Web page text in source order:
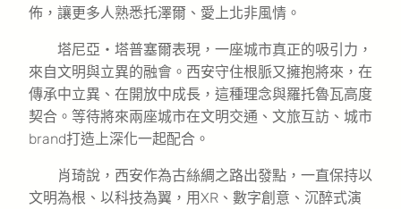
佈，讓更多人熟悉托澤爾、愛上北非風情。
塔尼亞・塔普塞爾表現，一座城市真正的吸引力，
來自文明與立異的融會。西安守住根脈又擁抱將來，在
傳承中立異、在開放中成長，這種理念與羅托魯瓦高度
契合。等待將來兩座城市在文明交通、文旅互訪、城市
brand打造上深化一起配合。
肖琦說，西安作為古絲綢之路出發點，一直保持以
文明為根、以科技為翼，用XR、數字創意、沉醉式演